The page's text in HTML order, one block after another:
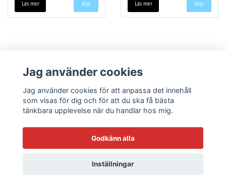
Läs mer Läs mer
Köpvillkor Kontakt
© Copyright 2026 Sneekys dekaler
Jag använder cookies
Jag använder cookies för att anpassa det innehåll
som visas för dig och för att du ska få bästa
tänkbara upplevelse när du handlar hos mig.
Godkänn alla
Inställningar